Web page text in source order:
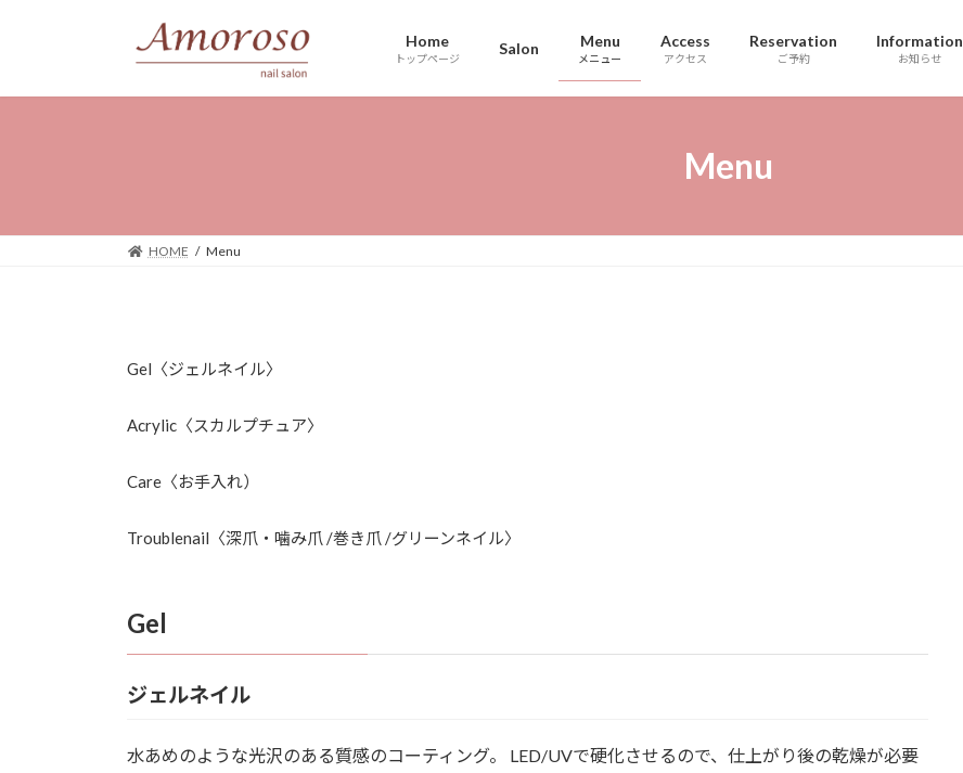
Home
トップページ
Salon Menu
メニュー
Access
アクセス
Reservation
ご予約
Information
お知らせ
Menu
HOME Menu
Gel〈ジェルネイル〉
Acrylic〈スカルプチュア〉
Care〈お手入れ）
Troublenail〈深爪・噛み爪 /巻き爪 /グリーンネイル〉
Gel
ジェルネイル
水あめのような光沢のある質感のコーティング。 LED/UVで硬化させるので、仕上がり後の乾燥が必要